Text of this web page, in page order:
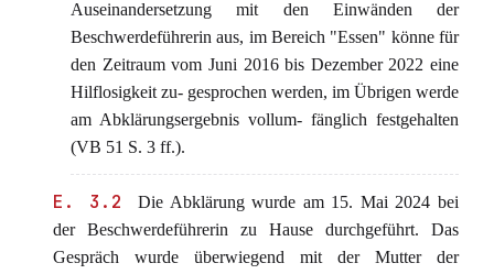
Auseinandersetzung mit den Einwänden der
Beschwerdeführerin aus, im Bereich "Essen" könne für
den Zeitraum vom Juni 2016 bis Dezember 2022 eine
Hilflosigkeit zu- gesprochen werden, im Übrigen werde
am Abklärungsergebnis vollum- fänglich festgehalten
(VB 51 S. 3 ff.).
E. 3.2
Die Abklärung wurde am 15. Mai 2024 bei
der Beschwerdeführerin zu Hause durchgeführt. Das
Gespräch wurde überwiegend mit der Mutter der